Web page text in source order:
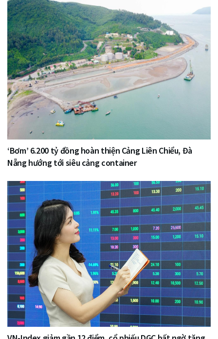
‘Bơm’ 6.200 tỷ đồng hoàn thiện Cảng Liên Chiểu, Đà
Nẵng hướng tới siêu cảng container